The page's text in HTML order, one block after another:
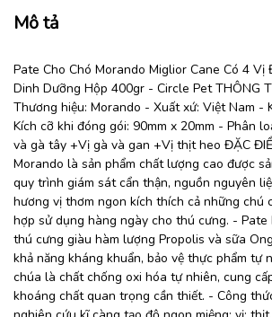
Mô tả
Pate Cho Chó Morando Miglior Cane Có 4 Vị
Dinh Dưỡng Hộp 400gr - Circle Pet THÔNG
Thương hiệu: Morando - Xuất xứ: Việt Nam -
Kích cỡ khi đóng gói: 90mm x 20mm - Phân
và gà tây +Vị gà và gan +Vị thịt heo ĐẶC
Morando là sản phẩm chất lượng cao được
quy trình giám sát cẩn thận, nguồn nguyên
hương vị thơm ngon kích thích cả những chú
hợp sử dụng hàng ngày cho thú cưng. - Pate
thú cưng giàu hàm lượng Propolis và sữa
khả năng kháng khuẩn, bảo vệ thực phẩm tự
chúa là chất chống oxi hóa tự nhiên, cung
khoáng chất quan trọng cần thiết. - Công